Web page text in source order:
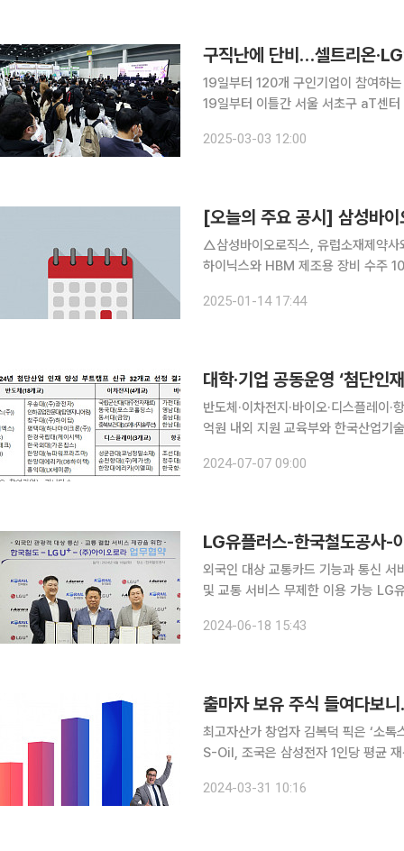
구직난에 단비…셀트리온
19일부터 120개 구인기업이 참여하는 대규모 채용
19일부터 이틀간 서울 서초구 aT센
스, 해외취업, 청년친화·일자리으뜸,
2025-03-03 12:00
[오늘의 주요 공시] 삼성바
△삼성바이오로직스, 유럽소재제약사와 의약
하이닉스와 HBM 제조용 장비 수주 108억
템과 기업은행 2024년 자동화기기
2025-01-14 17:44
대학·기업 공동운영 ‘첨단인
반도체·이차전지·바이오·디스플레
억원 내외 지원 교육부와 한국산업기술진흥원은 7일 ‘2024년 첨단산업 인재양성 부트캠프’ 선정
해 대학의 경계를 허물고 기업과 공동
2024-07-07 09:00
외국인 대상 교통카드 기능과 통신
및 교통 서비스 무제한 이용 가능 LG유플러스는 한국철도공사와 선불 금융 플랫폼 기업 ‘아이오로
사 서울 사옥에서 열린 업무협약식은
2024-06-18 15:43
출마자 보유 주식 들여다보
최고자산가 창업자 김복덕 픽은 ‘소
S-Oil, 조국은 삼성전자 1인당 평균 재산 28억 원을 기록한 22대 총선 후보자들은 어떤 주식을 샀
보자들은 대한민국 국민이라면 누구
2024-03-31 10:16